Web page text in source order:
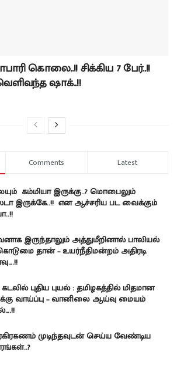
கொலை..!! சிக்கிய 7 பேர்..!!
ஷாக்..!!
Comments Latest
கம்மியா இருக்கு..? மொபைலும்
இருக்கே..!! என ஆச்சரிய பட வைக்கும்
இருந்தாலும் அத்துமீறினால் பாலியல்
தான் – உயர்நீதிமன்றம் அதிரடி
புதிய புயல் : தமிழகத்தில் மிதமான
வாய்ப்பு – வானிலை ஆய்வு மையம்
முடிந்தவுடன் செய்ய வேண்டிய